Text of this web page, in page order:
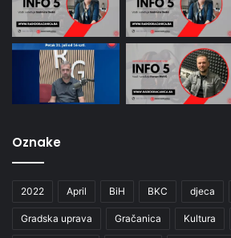
Oznake
2022 April BiH BKC djeca
Gradska uprava Gračanica Kultura